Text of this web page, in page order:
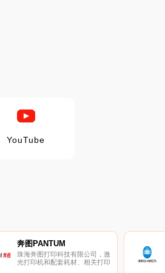
YouTube
奔图PANTUM
珠海奔图打印科技有限公司，激
光打印机和配套耗材、相关打印